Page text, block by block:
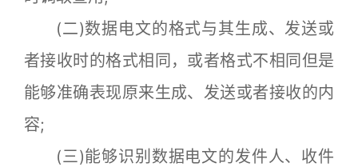
(二)数据电文的格式与其生成、发送或
者接收时的格式相同，或者格式不相同但是
能够准确表现原来生成、发送或者接收的内
容;
(三)能够识别数据电文的发件人、收件